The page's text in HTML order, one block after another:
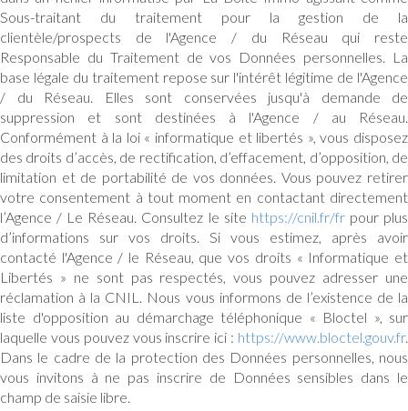
Sous-traitant du traitement pour la gestion de la
clientèle/prospects de l'Agence / du Réseau qui reste
Responsable du Traitement de vos Données personnelles. La
base légale du traitement repose sur l'intérêt légitime de l'Agence
/ du Réseau. Elles sont conservées jusqu'à demande de
suppression et sont destinées à l'Agence / au Réseau.
Conformément à la loi « informatique et libertés », vous disposez
des droits d’accès, de rectification, d’effacement, d’opposition, de
limitation et de portabilité de vos données. Vous pouvez retirer
votre consentement à tout moment en contactant directement
l’Agence / Le Réseau. Consultez le site https://cnil.fr/frpour plus
d’informations sur vos droits. Si vous estimez, après avoir
contacté l'Agence / le Réseau, que vos droits « Informatique et
Libertés » ne sont pas respectés, vous pouvez adresser une
réclamation à la CNIL. Nous vous informons de l’existence de la
liste d'opposition au démarchage téléphonique « Bloctel », sur
laquelle vous pouvez vous inscrire ici : https://www.bloctel.gouv.fr.
Dans le cadre de la protection des Données personnelles, nous
vous invitons à ne pas inscrire de Données sensibles dans le
champ de saisie libre.